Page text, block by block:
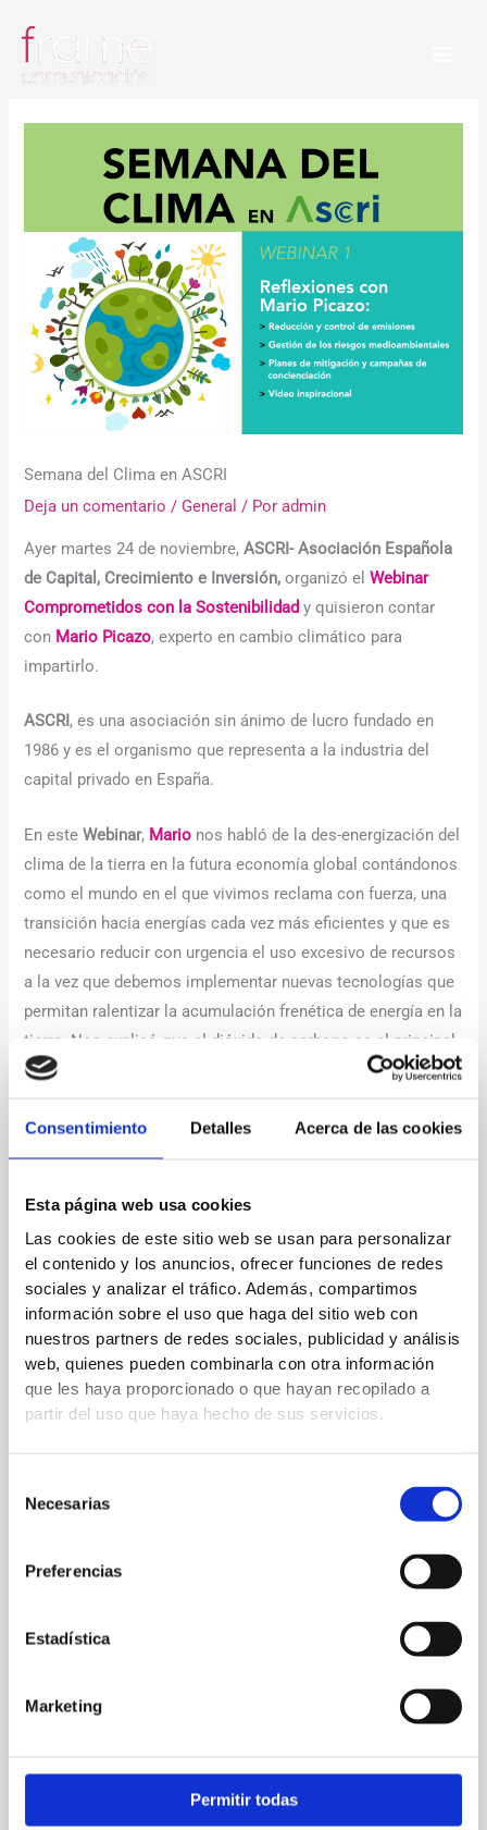
Consentimiento Detalles Acerca de las cookies
Esta página web usa cookies
Las cookies de este sitio web se usan para personalizar
el contenido y los anuncios, ofrecer funciones de redes
sociales y analizar el tráfico. Además, compartimos
información sobre el uso que haga del sitio web con
nuestros partners de redes sociales, publicidad y análisis
web, quienes pueden combinarla con otra información
que les haya proporcionado o que hayan recopilado a
partir del uso que haya hecho de sus servicios.
Necesarias
Preferencias
Estadística
Marketing
Permitir todas
contenido
Semana del Clima en ASCRI
Deja un comentario / General / Poradmin
Ayer martes 24 de noviembre,ASCRI- Asociación Española
de Capital, Crecimiento e Inversión, organizó elWebinar
Comprometidos con la Sostenibilidad y quisieron contar
con Mario Picazo, experto en cambio climático para
impartirlo.
ASCRI, es una asociación sin ánimo de lucro fundado en
1986 y es el organismo que representa a la industria del
capital privado en España.
En esteWebinar, Mario nos habló de la des-energización del
clima de la tierra en la futura economía global contándonos
como el mundo en el que vivimos reclama con fuerza, una
transición hacia energías cada vez más eficientes y que es
necesario reducir con urgencia el uso excesivo de recursos
a la vez que debemos implementar nuevas tecnologías que
permitan ralentizar la acumulación frenética de energía en la
tierra. Nos explicó que el dióxido de carbono es el principal
contaminante responsable del calentamiento global, que
fundamental a la hora de moldear el clima terrestre, etc.
←Entrada anterior Entrada siguiente
Deja un comentario
Tu dirección de correo electrónico no será publicada.
campos obligatorios están marcados con*